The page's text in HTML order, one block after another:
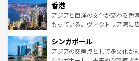
とつ。フォーやバインミー、ベ
ひ現地で味わいたい。どの地域
が旅行者を迎えてくれるので、
参照してほしい。
の活気が交差している。北部で
帯で自然と触れ合い、南部では
いビーチでリゾート気分を楽し
激する。気候は一年中温暖で、
が待っている。親しみやすいタ
た文化、そして多様な観光資源
香港
アジアと西洋の文化が交わる香
もっている。ヴィクトリア湾に
み、どこを訪れても感動するは
ており、効率よく見どころを回
うな絶景から文化的な体験まで
シンガポール
アジアの交差点として多文化が